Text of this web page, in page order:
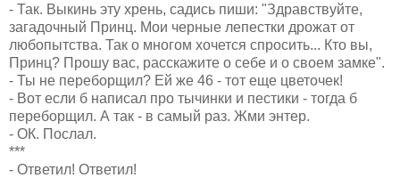
- Так. Выкинь эту хрень, садись пиши: "Здравствуйте,
загадочный Принц. Мои черные лепестки дрожат от
любопытства. Так о многом хочется спросить... Кто вы,
Принц? Прошу вас, расскажите о себе и о своем замке".
- Ты не переборщил? Ей же 46 - тот еще цветочек!
- Вот если б написал про тычинки и пестики - тогда б
переборщил. А так - в самый раз. Жми энтер.
- ОК. Послал.
***
- Ответил! Ответил!